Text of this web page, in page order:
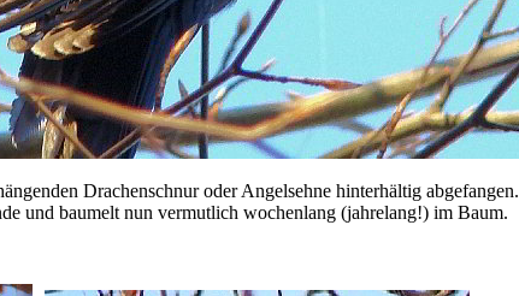
Drachenschnur oder Angelsehne hinterhältig abgefangen.
und baumelt nun vermutlich wochenlang (jahrelang!) im Baum.